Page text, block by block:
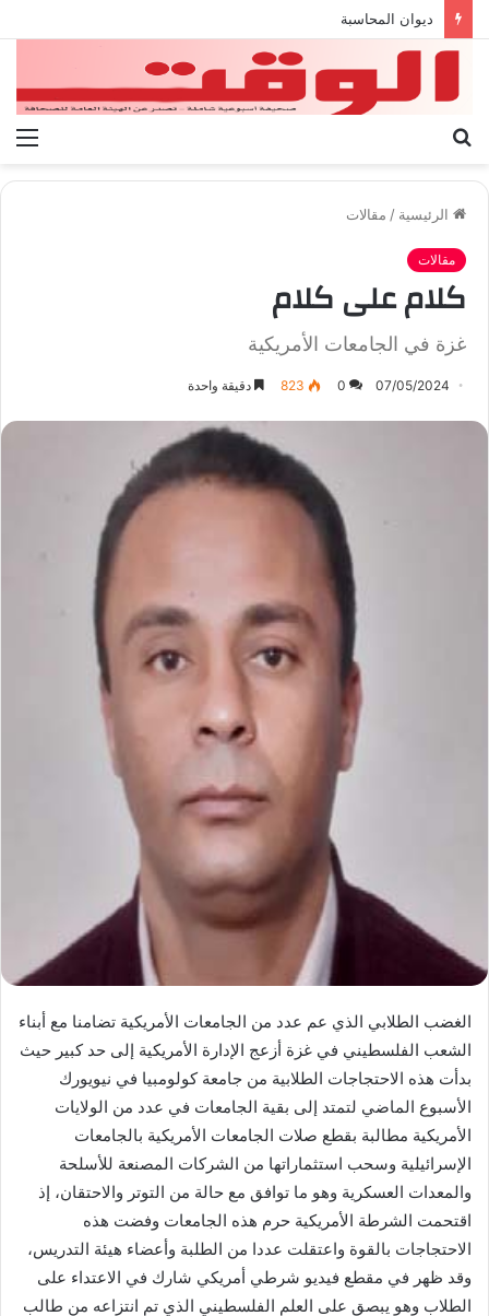
بيان الإتحاد الوطنى العام لعمال ليبيا
الرئيسية / مقالات
مقالات
كلام على كلام
غزة في الجامعات الأمريكية
07/05/2024
0
823 دقيقة واحدة
الغضب الطلابي الذي عم عدد من الجامعات الأمريكية تضامنا مع أبناء
الشعب الفلسطيني في غزة أزعج الإدارة الأمريكية إلى حد كبير حيث
بدأت هذه الاحتجاجات الطلابية من جامعة كولومبيا في نيويورك
الأسبوع الماضي لتمتد إلى بقية الجامعات في عدد من الولايات
الأمريكية مطالبة بقطع صلات الجامعات الأمريكية بالجامعات
الإسرائيلية وسحب استثماراتها من الشركات المصنعة للأسلحة
والمعدات العسكرية وهو ما توافق مع حالة من التوتر والاحتقان، إذ
اقتحمت الشرطة الأمريكية حرم هذه الجامعات وفضت هذه
الاحتجاجات بالقوة واعتقلت عددا من الطلبة وأعضاء هيئة التدريس،
وقد ظهر في مقطع فيديو شرطي أمريكي شارك في الاعتداء على
الطلاب وهو يبصق على العلم الفلسطيني الذي تم انتزاعه من طالب